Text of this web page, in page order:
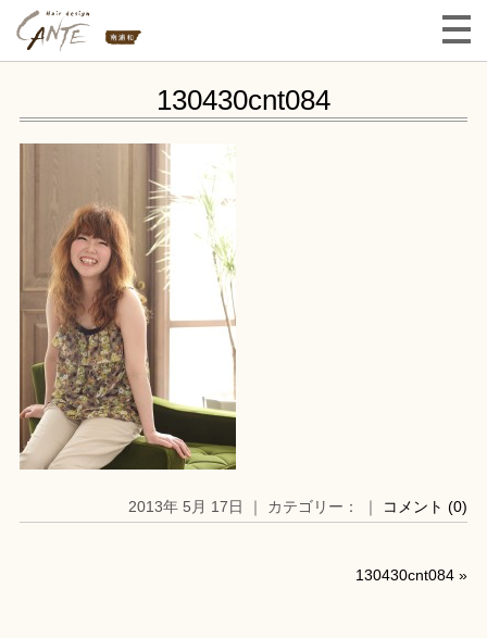
130430cnt084
2013年 5月 17日 ｜ カテゴリー： ｜ コメント (0)
130430cnt084 »